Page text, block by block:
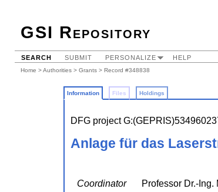
GSI Repository
SEARCH SUBMIT PERSONALIZE HELP
Home >Authorities > Grants > Record #348838
Information Files Holdings
DFG project
Anlage für das
Coordinator
Professor Dr.-